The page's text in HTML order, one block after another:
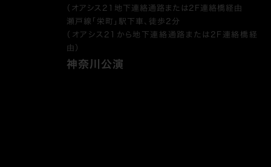
（オアシス21地下連絡通路または2F連絡橋経由
瀬戸線「栄町」駅下車、徒歩2分
（オアシス21から地下連絡通路または2F連絡橋経
由）
神奈川公演